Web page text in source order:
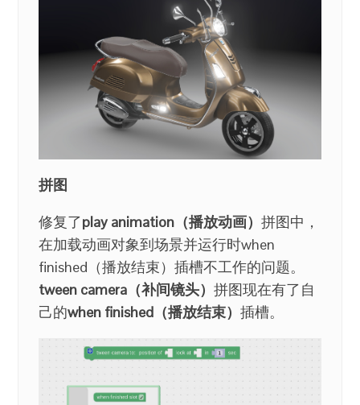
拼图
修复了play animation（播放动画）拼图中，
在加载动画对象到场景并运行时when
finished（播放结束）插槽不工作的问题。
tween camera（补间镜头）拼图现在有了自
己的when finished（播放结束）插槽。